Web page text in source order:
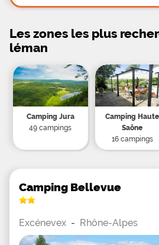
Les zones les plus
léman
Camping Jura
49 campings
Camping Haute
Saône
16 campings
Camping Bellevue
Excénevex - Rhône-Alpes